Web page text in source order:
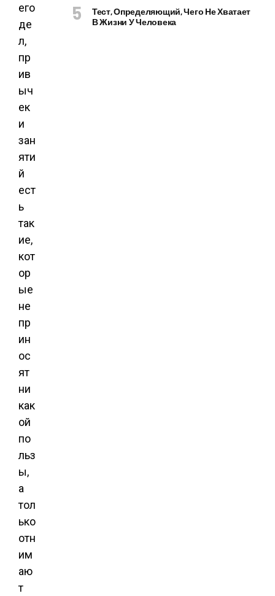
его
де
л,
пр
ив
ыч
ек
и
зан
яти
й
ест
ь
так
ие,
кот
ор
ые
не
пр
ин
ос
ят
ни
как
ой
по
льз
ы,
а
тол
ько
отн
им
аю
т
Тест, Определяющий, Чего Не Хватает
В Жизни У Человека